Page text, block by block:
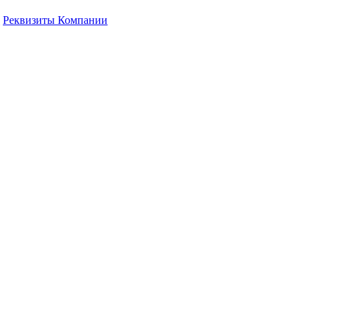
Реквизиты Компании